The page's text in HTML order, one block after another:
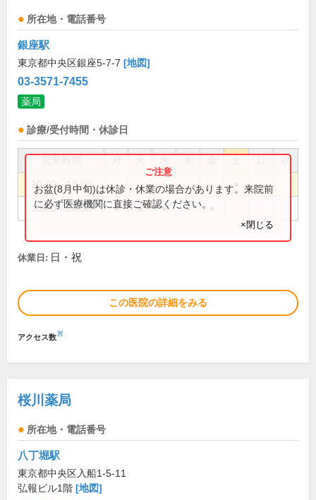
所在地・電話番号
銀座駅
東京都中央区銀座5-7-7 [地図]
03-3571-7455
薬局
診療/受付時間・休診日
祝
10:00～18:00
10:00～19:00 ● ● ● ●
お盆(8月中旬)は休診・休業の場合があります。来院前
に必ず医療機関に直接ご確認ください。
×閉じる
休業日: 日・祝
この医院の詳細をみる
アクセス数※
桜川薬局
所在地・電話番号
八丁堀駅
東京都中央区入船1-5-11
弘報ビル1階 [地図]